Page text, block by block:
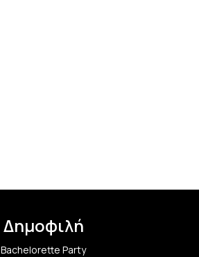
Δημοφιλή
Bachelorette Party